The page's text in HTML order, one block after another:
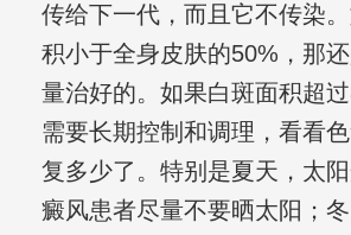
传给下一代，而且它不传染
积小于全身皮肤的50%，那
量治好的。如果白斑面积超
需要长期控制和调理，看看
复多少了。特别是夏天，太
癜风患者尽量不要晒太阳；